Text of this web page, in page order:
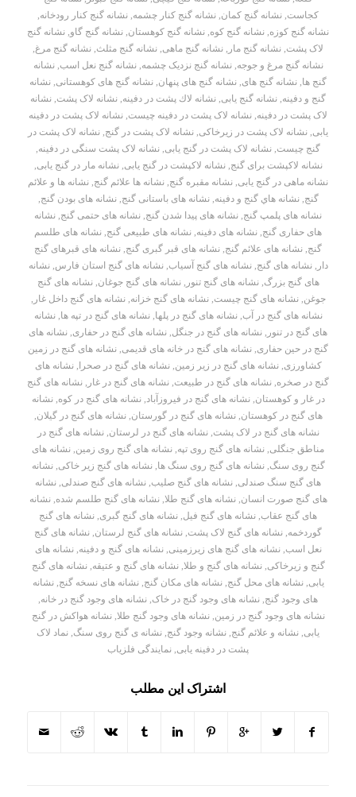
کجاست, نشانه گنج کمان, نشانه گنج کنار چشمه, نشانه گنج کنار رودخانه,
نشانه گنج کوزه, نشانه گنج کوه, نشانه گنج کوهستان, نشانه گنج گاو, نشانه گنج
لاک پشت, نشانه گنج مار , نشانه گنج ماهی, نشانه گنج مثلث, نشانه گنج مرغ,
نشانه گنج مرغ و جوجه,نشانه گنج نزدیک چشمه,نشانه گنج نعل اسب,نشانه
گنج ها, نشانه گنج های, نشانه گنج های پنهان, نشانه گنج های کوهستانی, نشانه
گنج و دفینه, نشانه گنج یابی, نشانه لاك پشت در دفينه, نشانه لاک پشت, نشانه
لاک پشت در دفینه, نشانه لاک پشت در دفینه چیست, نشانه لاک پشت در دفینه
یابی, نشانه لاک پشت در زیرخاکی, نشانه لاک پشت در گنج, نشانه لاک پشت در
گنج چیست, نشانه لاک پشت در گنج یابی, نشانه لاک پشت سنگی در دفینه,
نشانه لاکپشت برای گنج,نشانه لاکپشت در گنج یابی,نشانه مار در گنج یابی,
نشانه ماهی در گنج یابی, نشانه مقبره گنج, نشانه ها علائم گنج, نشانه ها و علائم
گنج,نشانه هاي گنج و دفينه,نشانه های باستانی گنج,نشانه های بودن گنج,
نشانه های پلمپ گنج, نشانه های پیدا شدن گنج, نشانه های حتمی گنج, نشانه
های حفاری گنج, نشانه های دفینه, نشانه های طبیعی گنج, نشانه های طلسم
گنج, نشانه های علائم گنج, نشانه های قبر گبری گنج, نشانه های قبرهای گنج
دار ,نشانه های گنج,نشانه های گنج آسیاب,نشانه های گنج استان فارس,نشانه
های گنج بزرگ,نشانه های گنج تنور ,نشانه های گنج جوغان,نشانه های گنج
جوغن,نشانه های گنج چیست,نشانه های گنج خزانه,نشانه های گنج داخل غار ,
نشانه های گنج در آب,نشانه های گنج در پلها,نشانه های گنج در تپه ها,نشانه
های گنج در تنور , نشانه های گنج در جنگل, نشانه های گنج در حفاری, نشانه های
گنج در حین حفاری, نشانه های گنج در خانه های قدیمی, نشانه های گنج در زمین
کشاورزی,نشانه های گنج در زیر زمین,نشانه های گنج در صحرا ,نشانه های
گنج در صخره, نشانه های گنج در طبیعت, نشانه های گنج در غار , نشانه های گنج
در غار و کوهستان,نشانه های گنج در فیروزآباد,نشانه های گنج در کوه,نشانه
های گنج در کوهستان,نشانه های گنج در گورستان,نشانه های گنج در گیلان,
نشانه های گنج در لاک پشت,نشانه های گنج در لرستان,نشانه های گنج در
مناطق جنگلی, نشانه های گنج روی تپه, نشانه های گنج روی زمین, نشانه های
گنج روی سنگ,نشانه های گنج روی سنگ ها,نشانه های گنج زیر خاکی,نشانه
های گنج سنگ صندلی, نشانه های گنج صلیب, نشانه های گنج صندلی, نشانه
های گنج صورت انسان,نشانه های گنج طلا,نشانه های گنج طلسم شده,نشانه
های گنج عقاب, نشانه های گنج فیل, نشانه های گنج گبری, نشانه های گنج
گوردخمه, نشانه های گنج لاک پشت, نشانه های گنج لرستان, نشانه های گنج
نعل اسب,نشانه های گنج های زیرزمینی,نشانه های گنج و دفینه,نشانه های
گنج و زیرخاکی,نشانه های گنج و طلا,نشانه های گنج و عتیقه,نشانه های گنج
یابی,نشانه های محل گنج,نشانه های مکان گنج,نشانه های نسخه گنج,نشانه
های وجود گنج, نشانه های وجود گنج در خاک, نشانه های وجود گنج در خانه,
نشانه های وجود گنج در زمین,نشانه های وجود گنج طلا,نشانه هواکش در گنج
یابی, نشانه و علائم گنج, نشانه وجود گنج, نشانه ی گنج روی سنگ, نماد لاک
پشت در دفینه یابی, نمایندگی فلزیاب
اشتراک این مطلب